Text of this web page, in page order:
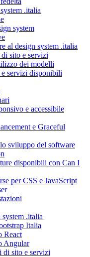
.italia
system
al design system .italia
sito e servizi
dei modelli
servizi disponibili
e accessibile
e Graceful
sviluppo del software
disponibili con Can I
per CSS e JavaScript
.italia
Italia
React
Angular
di sito e servizi